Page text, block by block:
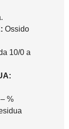
Ossido
10/0 a